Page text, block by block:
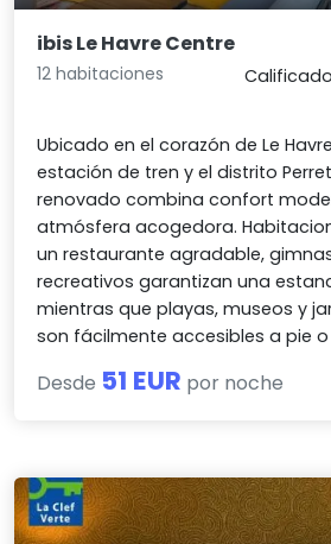
ibis Le Havre Centre
12 habitaciones
Ubicado en el corazón de Le
estación de tren y el distrito
renovado combina confort
atmósfera acogedora.
un restaurante agradable,
recreativos garantizan una
mientras que playas, museos y
son fácilmente accesibles a pie
Desde 51 EUR por noche